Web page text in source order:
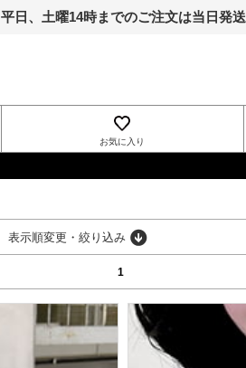
平日、土曜14時までのご注文は当日発送
お気に入り
表示順変更・絞り込み
1